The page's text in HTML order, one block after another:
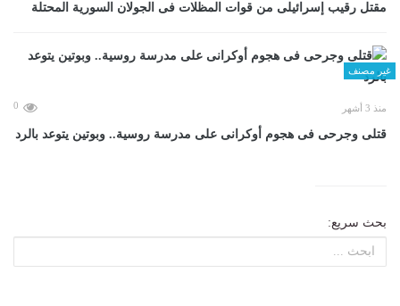
مقتل رقيب إسرائيلى من قوات المظلات فى الجولان السورية المحتلة
غير مصنف
منذ 3 أشهر 0
قتلى وجرحى فى هجوم أوكرانى على مدرسة روسية.. وبوتين يتوعد بالرد
بحث سريع: